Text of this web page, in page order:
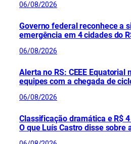
06/08/2026
Governo federal reconhece a
emergência em 4 cidades do
06/08/2026
Alerta no RS: CEEE Equatorial
equipes com a chegada de
06/08/2026
Classificação dramática e R$
O que Luís Castro disse sobre